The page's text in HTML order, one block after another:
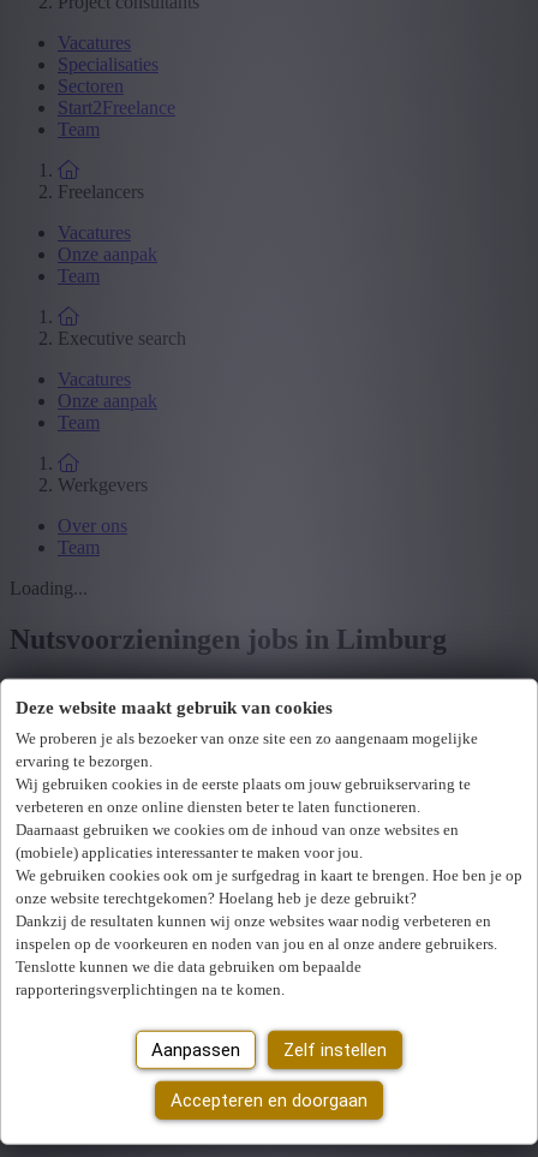
Deze website maakt gebruik van cookies
We proberen je als bezoeker van onze site een zo aangenaam mogelijke
ervaring te bezorgen.
Wij gebruiken cookies in de eerste plaats om jouw gebruikservaring te
verbeteren en onze online diensten beter te laten functioneren.
Daarnaast gebruiken we cookies om de inhoud van onze websites en
(mobiele) applicaties interessanter te maken voor jou.
We gebruiken cookies ook om je surfgedrag in kaart te brengen. Hoe ben je op
onze website terechtgekomen? Hoelang heb je deze gebruikt?
Dankzij de resultaten kunnen wij onze websites waar nodig verbeteren en
inspelen op de voorkeuren en noden van jou en al onze andere gebruikers.
Tenslotte kunnen we die data gebruiken om bepaalde
rapporteringsverplichtingen na te komen.
Aanpassen Zelf instellen
Accepteren en doorgaan
Vacatures
Specialisaties
Sectoren
Start2Freelance
Team
Freelancers
Vacatures
Onze aanpak
Team
Executive search
Vacatures
Onze aanpak
Team
Werkgevers
Over ons
Team
Loading...
Nutsvoorzieningen jobs in Limburg
Toon filters
Verfijn zoekresultaat
Zoek op functie, jobtitel, bedrijf,...
Postcode of gemeente
Jobtype
Zoek vacatures
Mijn gekozen filters
Wij hebben0 jobs voor jou gevonden. job voor jou
gevonden
U hebt geen toegang tot deze pagina of bent niet langer aangemeld.
Opnieuw aanmelden.
Er is een fout opgetreden. Gelieve later opnieuw te proberen.